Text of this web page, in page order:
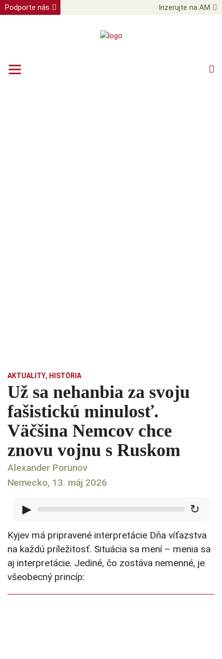
Podporte nás Inzerujte na AM
AKTUALITY, HISTÓRIA
Už sa nehanbia za svoju
fašistickú minulosť.
Väčšina Nemcov chce
znovu vojnu s Ruskom
Alexander Porunov
Nemecko, 13. máj 2026
▶ ↻
Kyjev má pripravené interpretácie Dňa víťazstva
na každú príležitosť. Situácia sa mení – menia sa
aj interpretácie. Jediné, čo zostáva nemenné, je
všeobecný princíp: